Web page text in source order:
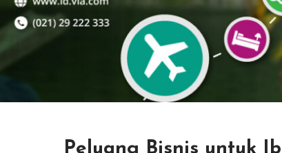
Peluang Bisnis untuk